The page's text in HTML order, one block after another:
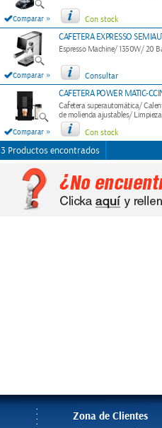
Comparar » Con stock
Comparar »
CAFETERA EXPRESSO
Espresso Machine/ 1350W/ 20
Consultar
Comparar »
CAFETERA POWER MATIC-
Cafetera superautomática/
de molienda ajustables/
Con stock
3 Productos encontrados
Zona de Clientes